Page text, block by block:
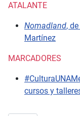
ATALANTE
Nomadland,
Martínez
MARCADORES
cursos y